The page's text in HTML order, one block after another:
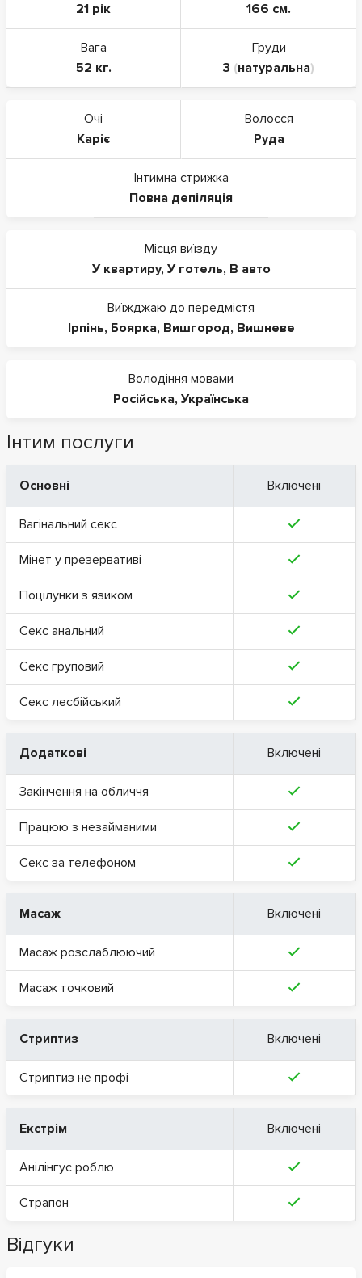
21 рік 166 см.
Вага
52 кг.
Груди
3 (натуральна)
Очі
Каріє
Волосся
Руда
Інтимна стрижка
Повна депіляція
Місця виїзду
У квартиру, У готель, В авто
Виїжджаю до передмістя
Ірпінь, Боярка, Вишгород, Вишневе
Володіння мовами
Російська, Українська
Інтим послуги
Основні Включені
Вагінальний секс
Мінет у презервативі
Поцілунки з язиком
Секс анальний
Секс груповий
Секс лесбійський
Додаткові Включені
Закінчення на обличчя
Працюю з незайманими
Секс за телефоном
Масаж Включені
Масаж розслаблюючий
Масаж точковий
Стриптиз Включені
Стриптиз не профі
Екстрім Включені
Анілінгус роблю
Страпон
Відгуки